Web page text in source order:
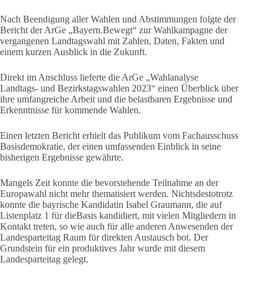
Nach Beendigung aller Wahlen und Abstimmungen folgte der
Bericht der ArGe „Bayern.Bewegt“ zur Wahlkampagne der
vergangenen Landtagswahl mit Zahlen, Daten, Fakten und
einem kurzen Ausblick in die Zukunft.
Direkt im Anschluss lieferte die ArGe „Wahlanalyse
Landtags- und Bezirkstagswahlen 2023“ einen Überblick über
ihre umfangreiche Arbeit und die belastbaren Ergebnisse und
Erkenntnisse für kommende Wahlen.
Einen letzten Bericht erhielt das Publikum vom Fachausschuss
Basisdemokratie, der einen umfassenden Einblick in seine
bisherigen Ergebnisse gewährte.
Mangels Zeit konnte die bevorstehende Teilnahme an der
Europawahl nicht mehr thematisiert werden. Nichtsdestotrotz
konnte die bayrische Kandidatin Isabel Graumann, die auf
Listenplatz 1 für dieBasis kandidiert, mit vielen Mitgliedern in
Kontakt treten, so wie auch für alle anderen Anwesenden der
Landesparteitag Raum für direkten Austausch bot. Der
Grundstein für ein produktives Jahr wurde mit diesem
Landesparteitag gelegt.